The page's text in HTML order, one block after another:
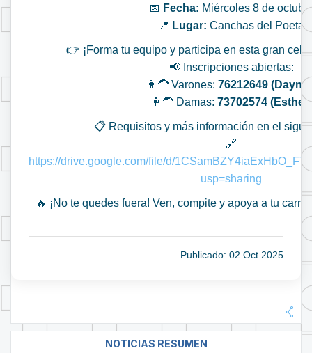
📅 Fecha: Miércoles 8 de
📍 Lugar: Canchas del Poeta
👉 ¡Forma tu equipo y participa en esta gran
📢 Inscripciones abiertas:
👨‍🦱 Varones: 76212649
👩‍🦱 Damas: 73702574 (Esther)
📋 Requisitos y más información en el
🔗
https://drive.google.com/file/d/
usp=sharing
🔥 ¡No te quedes fuera! Ven, compite y apoya a tu
Publicado: 02 Oct 2025
NOTICIAS RESUMEN